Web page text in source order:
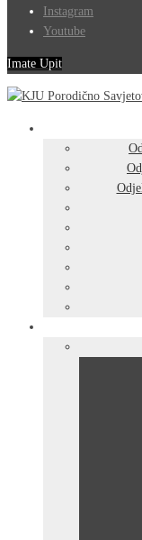
Instagram
Youtube
Imate Upit